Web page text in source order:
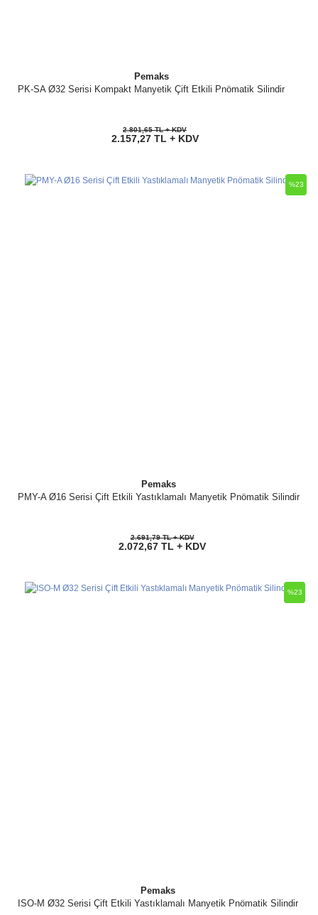
Pemaks
PK-SA Ø32 Serisi Kompakt Manyetik Çift Etkili Pnömatik Silindir
2.801,65 TL + KDV
2.157,27 TL + KDV
Pemaks
PMY-A Ø16 Serisi Çift Etkili Yastıklamalı Manyetik Pnömatik Silindir
%23
2.691,79 TL + KDV
2.072,67 TL + KDV
Pemaks
ISO-M Ø32 Serisi Çift Etkili Yastıklamalı Manyetik Pnömatik Silindir
%23